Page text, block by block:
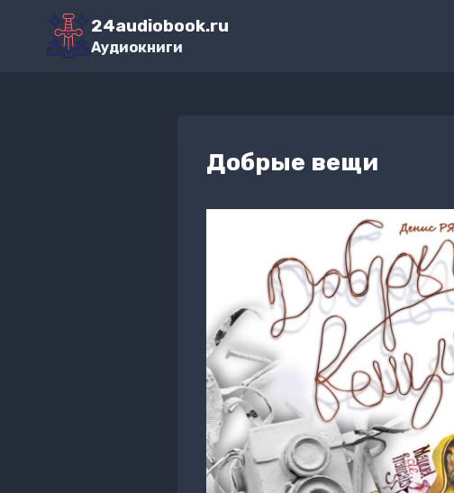
Перейти
содержимому
24audiobook.ru
Аудиокниги
Добрые вещи